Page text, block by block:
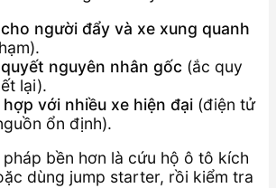
người đẩy và xe xung quanh
nguyên nhân gốc (ắc quy
lại).
với nhiều xe hiện đại (điện tử
ổn định).
bền hơn là cứu hộ ô tô kích
dùng jump starter, rồi kiểm tra